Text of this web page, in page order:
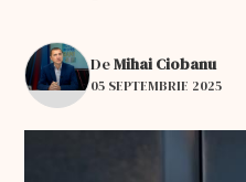
DeMihai Ciobanu
05 SEPTEMBRIE 2025